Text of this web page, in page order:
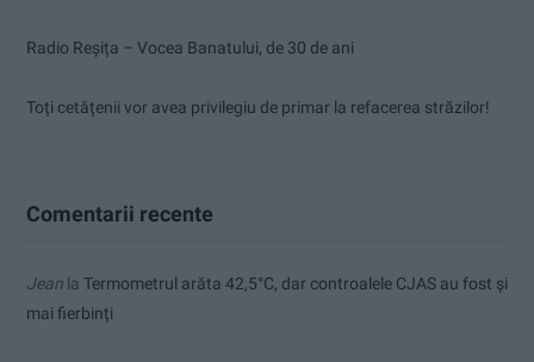
Radio Reșița – Vocea Banatului, de 30 de ani
Toți cetățenii vor avea privilegiu de primar la refacerea străzilor!
Comentarii recente
Jean la Termometrul arăta 42,5°C, dar controalele CJAS au fost și
mai fierbinți